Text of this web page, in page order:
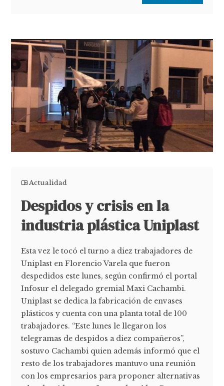
Actualidad
Despidos y crisis en la
industria plástica Uniplast
Esta vez le tocó el turno a diez trabajadores de
Uniplast en Florencio Varela que fueron
despedidos este lunes, según confirmó el portal
Infosur el delegado gremial Maxi Cachambi.
Uniplast se dedica la fabricación de envases
plásticos y cuenta con una planta total de 100
trabajadores. “Este lunes le llegaron los
telegramas de despidos a diez compañeros”,
sostuvo Cachambi quien además informó que el
resto de los trabajadores mantuvo una reunión
con los empresarios para proponer alternativas